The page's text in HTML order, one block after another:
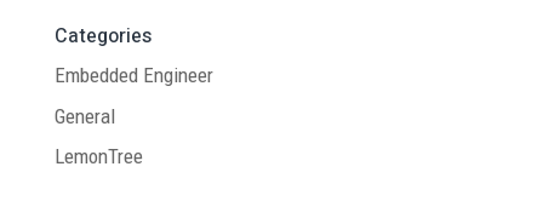
Categories
Embedded Engineer
General
LemonTree